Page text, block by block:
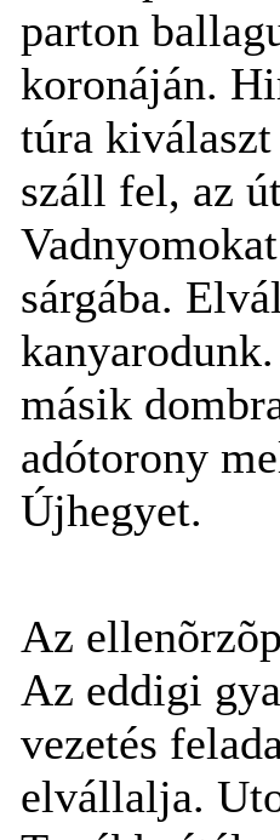
parton
koronáján.
túra
száll fel, az
sárgába.
másik
adótorony
Újhegyet.
Az
Az eddigi
vezetés
elvállalja.